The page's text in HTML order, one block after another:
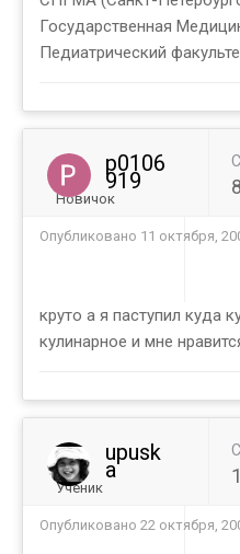
Государственная
Педиатрический
p0106
919
Новичок
8
Опубликовано 11 октября,
круто а я паступил куда
кулинарное и мне
upusk
a
Ученик
Опубликовано 22 октября,